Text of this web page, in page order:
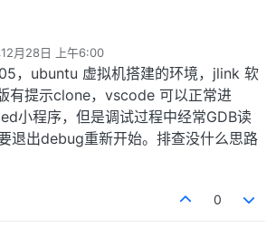
月28日 上午6:00
，ubuntu 虚拟机搭建的环境，jlink 软
有提示clone，vscode 可以正常进
小程序，但是调试过程中经常GDB读
退出debug重新开始。排查没什么思路
0